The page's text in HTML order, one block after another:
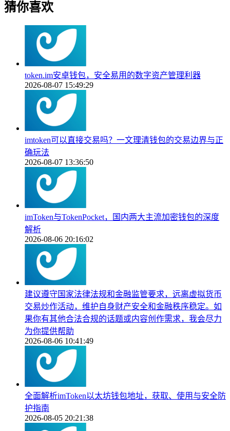
猜你喜欢
token.im安卓钱包，安全易用的数字资产管理利器
2026-08-07 15:49:29
imtoken可以直接交易吗？一文理清钱包的交易边界与正
确玩法
2026-08-07 13:36:50
imToken与TokenPocket，国内两大主流加密钱包的深度
解析
2026-08-06 20:16:02
建议遵守国家法律法规和金融监管要求，远离虚拟货币
交易炒作活动，维护自身财产安全和金融秩序稳定。如
果你有其他合法合规的话题或内容创作需求，我会尽力
为你提供帮助
2026-08-06 10:41:49
全面解析imToken以太坊钱包地址，获取、使用与安全防
护指南
2026-08-05 20:21:38